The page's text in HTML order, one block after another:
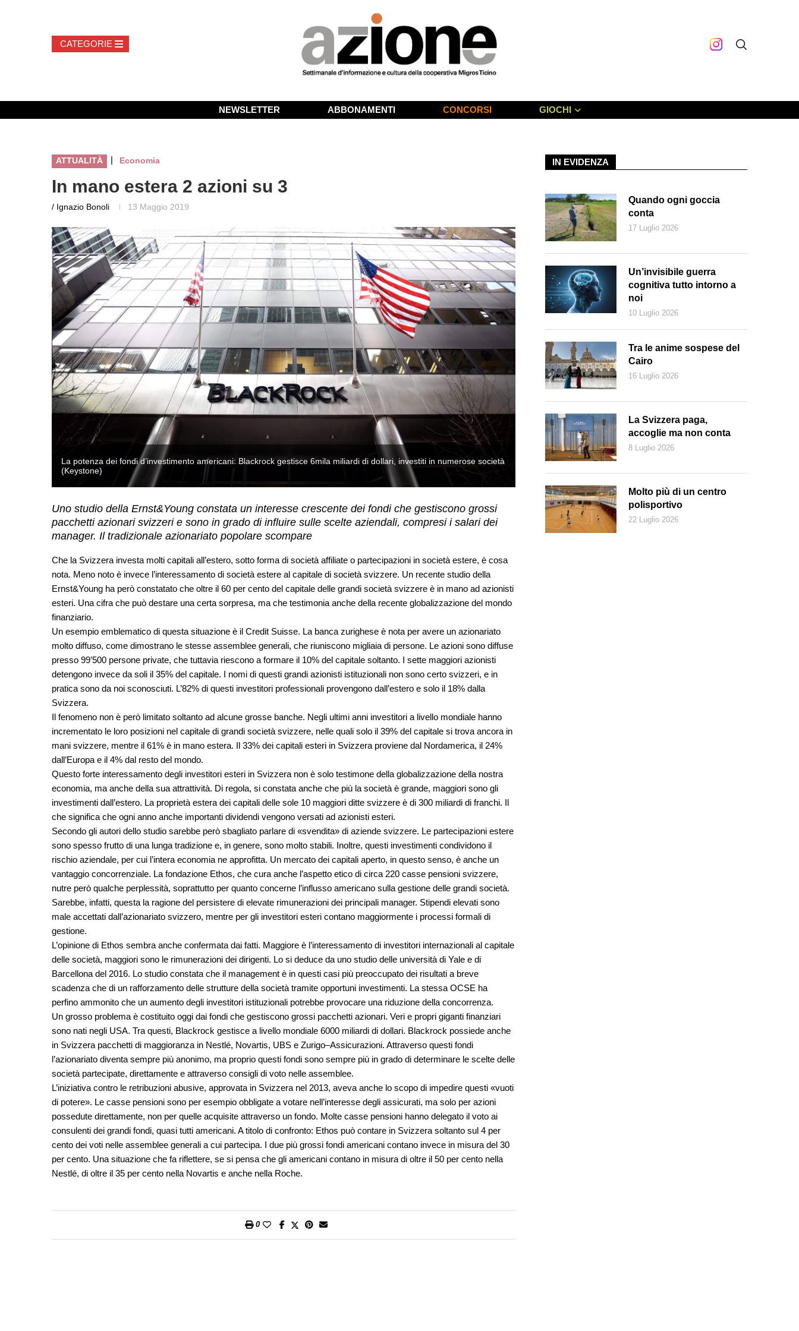
NEWSLETTER ABBONAMENTI CONCORSI GIOCHI
ATTUALITÀ | Economia
In mano estera 2 azioni su 3
/ Ignazio Bonoli 13 Maggio 2019
La potenza dei fondi d’investimento americani: Blackrock gestisce 6mila miliardi di dollari, investiti in numerose società
(Keystone)
La potenza dei fondi d’investimento americani: Blackrock gestisce
(Keystone)
Uno studio della Ernst&Young constata un interesse crescente dei fondi che gestiscono grossi
pacchetti azionari svizzeri e sono in grado di influire sulle scelte aziendali, compresi i salari dei
manager. Il tradizionale azionariato popolare scompare
Che la Svizzera investa molti capitali all’estero, sotto forma di società affiliate o partecipazioni in società estere, è cosa
nota. Meno noto è invece l’interessamento di società estere al capitale di società svizzere. Un recente studio della
Ernst&Young ha però constatato che oltre il 60 per cento del capitale delle grandi società svizzere è in mano ad azionisti
esteri. Una cifra che può destare una certa sorpresa, ma che testimonia anche della recente globalizzazione del mondo
finanziario.
Un esempio emblematico di questa situazione è il Credit Suisse. La banca zurighese è nota per avere un azionariato
molto diffuso, come dimostrano le stesse assemblee generali, che riuniscono migliaia di persone. Le azioni sono diffuse
presso 99’500 persone private, che tuttavia riescono a formare il 10% del capitale soltanto. I sette maggiori azionisti
detengono invece da soli il 35% del capitale. I nomi di questi grandi azionisti istituzionali non sono certo svizzeri, e in
pratica sono da noi sconosciuti. L’82% di questi investitori professionali provengono dall’estero e solo il 18% dalla
Svizzera.
Il fenomeno non è però limitato soltanto ad alcune grosse banche. Negli ultimi anni investitori a livello mondiale hanno
incrementato le loro posizioni nel capitale di grandi società svizzere, nelle quali solo il 39% del capitale si trova ancora in
mani svizzere, mentre il 61% è in mano estera. Il 33% dei capitali esteri in Svizzera proviene dal Nordamerica, il 24%
dall’Europa e il 4% dal resto del mondo.
Questo forte interessamento degli investitori esteri in Svizzera non è solo testimone della globalizzazione della nostra
economia, ma anche della sua attrattività. Di regola, si constata anche che più la società è grande, maggiori sono gli
investimenti dall’estero. La proprietà estera dei capitali delle sole 10 maggiori ditte svizzere è di 300 miliardi di franchi. Il
che significa che ogni anno anche importanti dividendi vengono versati ad azionisti esteri.
Secondo gli autori dello studio sarebbe però sbagliato parlare di «svendita» di aziende svizzere. Le partecipazioni estere
sono spesso frutto di una lunga tradizione e, in genere, sono molto stabili. Inoltre, questi investimenti condividono il
rischio aziendale, per cui l’intera economia ne approfitta. Un mercato dei capitali aperto, in questo senso, è anche un
vantaggio concorrenziale. La fondazione Ethos, che cura anche l’aspetto etico di circa 220 casse pensioni svizzere,
nutre però qualche perplessità, soprattutto per quanto concerne l’influsso americano sulla gestione delle grandi società.
Sarebbe, infatti, questa la ragione del persistere di elevate rimunerazioni dei principali manager. Stipendi elevati sono
male accettati dall’azionariato svizzero, mentre per gli investitori esteri contano maggiormente i processi formali di
gestione.
L’opinione di Ethos sembra anche confermata dai fatti. Maggiore è l’interessamento di investitori internazionali al capitale
delle società, maggiori sono le rimunerazioni dei dirigenti. Lo si deduce da uno studio delle università di Yale e di
Barcellona del 2016. Lo studio constata che il management è in questi casi più preoccupato dei risultati a breve
scadenza che di un rafforzamento delle strutture della società tramite opportuni investimenti. La stessa OCSE ha
perfino ammonito che un aumento degli investitori istituzionali potrebbe provocare una riduzione della concorrenza.
Un grosso problema è costituito oggi dai fondi che gestiscono grossi pacchetti azionari. Veri e propri giganti finanziari
sono nati negli USA. Tra questi, Blackrock gestisce a livello mondiale 6000 miliardi di dollari. Blackrock possiede anche
in Svizzera pacchetti di maggioranza in Nestlé, Novartis, UBS e Zurigo–Assicurazioni. Attraverso questi fondi
l’azionariato diventa sempre più anonimo, ma proprio questi fondi sono sempre più in grado di determinare le scelte delle
società partecipate, direttamente e attraverso consigli di voto nelle assemblee.
L’iniziativa contro le retribuzioni abusive, approvata in Svizzera nel 2013, aveva anche lo scopo di impedire questi «vuoti
di potere». Le casse pensioni sono per esempio obbligate a votare nell’interesse degli assicurati, ma solo per azioni
possedute direttamente, non per quelle acquisite attraverso un fondo. Molte casse pensioni hanno delegato il voto ai
consulenti dei grandi fondi, quasi tutti americani. A titolo di confronto: Ethos può contare in Svizzera soltanto sul 4 per
cento dei voti nelle assemblee generali a cui partecipa. I due più grossi fondi americani contano invece in misura del 30
per cento. Una situazione che fa riflettere, se si pensa che gli americani contano in misura di oltre il 50 per cento nella
Nestlé, di oltre il 35 per cento nella Novartis e anche nella Roche.
0
IN EVIDENZA
Quando ogni goccia
conta
17 Luglio 2026
Un’invisibile guerra
cognitiva tutto intorno a
noi
10 Luglio 2026
Tra le anime sospese del
Cairo
16 Luglio 2026
La Svizzera paga,
accoglie ma non conta
8 Luglio 2026
Molto più di un centro
polisportivo
22 Luglio 2026